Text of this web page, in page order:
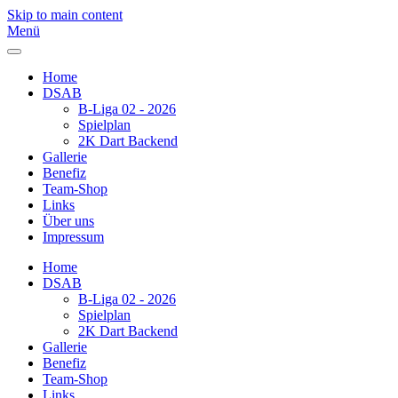
Skip to main content
Menü
Home
DSAB
B-Liga 02 - 2026
Spielplan
2K Dart Backend
Gallerie
Benefiz
Team-Shop
Links
Über uns
Impressum
Home
DSAB
B-Liga 02 - 2026
Spielplan
2K Dart Backend
Gallerie
Benefiz
Team-Shop
Links